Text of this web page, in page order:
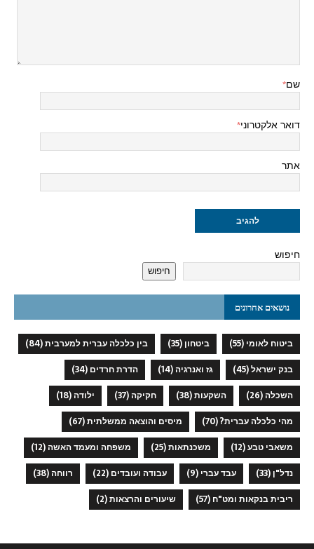
שם*
דואר אלקטרוני*
אתר
חיפוש
חיפוש
נושאים אחרונים
ביטוח לאומי (55) ביטחון (35) בין כלכלה עברית למערבית(84)
בנק ישראל(45) גז ואנרגיה(14) הדרת חרדים (34)
השכלה(26) השקעות(38) חקיקה(37) ילודה(18)
מהי כלכלה עברית?(70) מיסים והוצאה ממשלתית(67)
משאבי טבע(12) משכנתאות(25) משפחה ומעמד האשה(12)
נדל"ן (33) עבד עברי (9) עבודה ועובדים (22) רווחה(38)
ריבית בנקאות ומט"ח (57) שיעורים והרצאות(2)